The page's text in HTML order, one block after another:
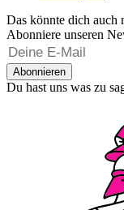
Das könnte dich auch
Abonniere unseren
Abonnieren
Du hast uns was zu